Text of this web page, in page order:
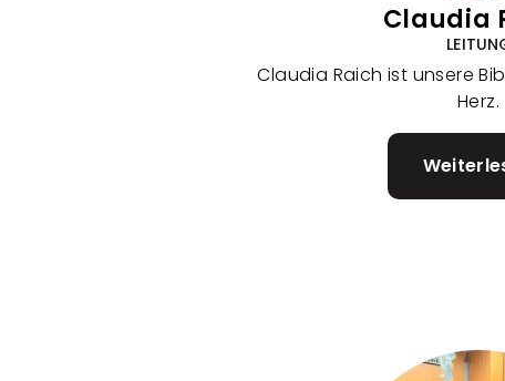
Claudia
Claudia Raich ist unsere
Herz.